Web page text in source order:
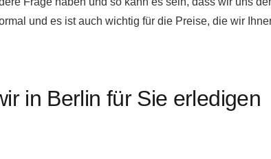
und es ist auch wichtig für die Preise, die wir
in Berlin für Sie erledigen